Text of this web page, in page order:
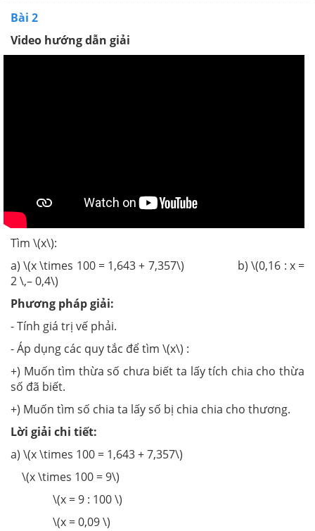
Bài 2
Video hướng dẫn giải
Tìm \(x\):
a) \(x \times 100 = 1,643 + 7,357\) b) \(0,16 : x =
2 \,– 0,4\)
Phương pháp giải:
- Tính giá trị vế phải.
- Áp dụng các quy tắc để tìm \(x\) :
+) Muốn tìm thừa số chưa biết ta lấy tích chia cho thừa
số đã biết.
+) Muốn tìm số chia ta lấy số bị chia chia cho thương.
Lời giải chi tiết:
a) \(x \times 100 = 1,643 + 7,357\)
\(x \times 100 = 9\)
\(x = 9 : 100 \)
\(x = 0,09 \)